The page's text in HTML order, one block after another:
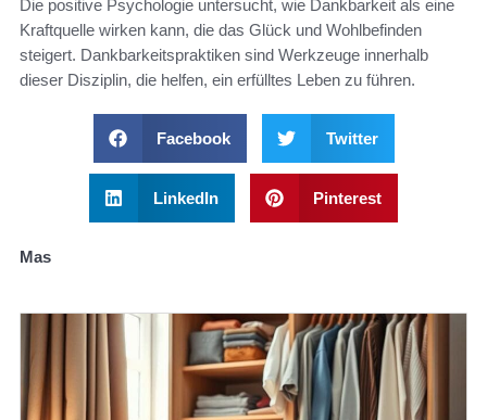
Die positive Psychologie untersucht, wie Dankbarkeit als eine
Kraftquelle wirken kann, die das Glück und Wohlbefinden
steigert. Dankbarkeitspraktiken sind Werkzeuge innerhalb
dieser Disziplin, die helfen, ein erfülltes Leben zu führen.
Facebook Twitter
LinkedIn Pinterest
Mas